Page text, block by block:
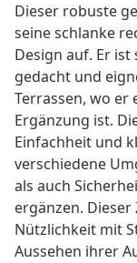
Dieser robuste
seine schlanke
Design auf. Er
gedacht und
Terrassen, wo er
Ergänzung ist.
Einfachheit und
verschiedene
als auch
ergänzen.
Nützlichkeit mit
Aussehen ihrer